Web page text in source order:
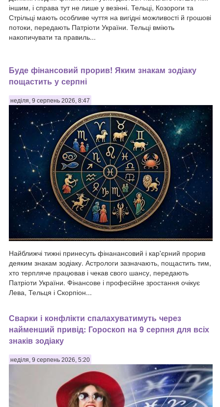
іншим, і справа тут не лише у везінні. Тельці, Козороги та
Стрільці мають особливе чуття на вигідні можливості й грошові
потоки, передають Патріоти України. Тельці вміють
накопичувати та правиль...
Буде фінансовий прорив! Яким знакам зодіаку
пощастить у серпні
неділя, 9 серпень 2026, 8:47
Найближчі тижні принесуть фінанансовий і кар'єрний прорив
деяким знакам зодіаку. Астрологи зазначають, пощастить тим,
хто терпляче працював і чекав свого шансу, передають
Патріоти України. Фінансове і професійне зростання очікує
Лева, Тельця і Скорпіон...
Сварки і конфлікти спалахуватимуть через
найменший привід: Гороскоп на 9 серпня для всіх
знаків зодіаку
неділя, 9 серпень 2026, 5:20